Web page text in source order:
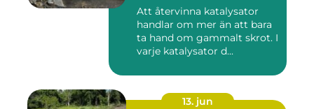
Att återvinna katalysator
handlar om mer än att bara
ta hand om gammalt skrot. I
varje katalysator d...
13. jun